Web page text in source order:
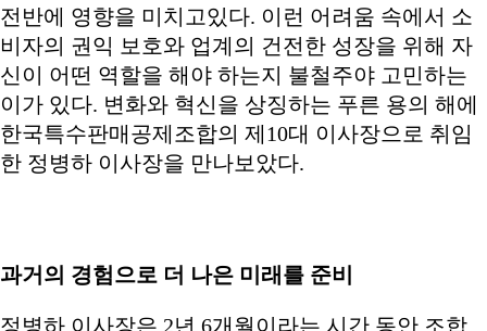
전반에 영향을 미치고있다. 이런 어려움 속에서 소
비자의 권익 보호와 업계의 건전한 성장을 위해 자
신이 어떤 역할을 해야 하는지 불철주야 고민하는
이가 있다. 변화와 혁신을 상징하는 푸른 용의 해에
한국특수판매공제조합의 제10대 이사장으로 취임
한 정병하 이사장을 만나보았다.
과거의 경험으로 더 나은 미래를 준비
정병하 이사장은 2년 6개월이라는 시간 동안 조합